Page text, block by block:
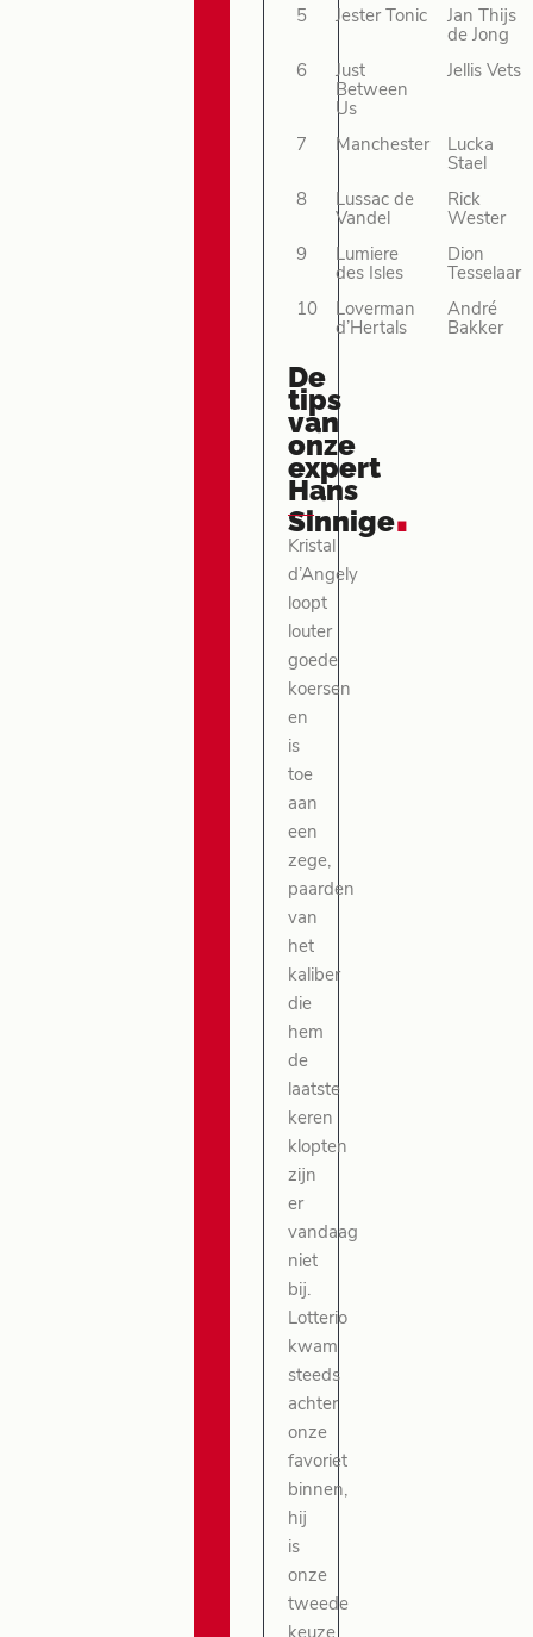
5
Jester Tonic
Jan Thijs
de Jong
6
Just
Between
Us
Jellis Vets
7 Manchester
Lucka
Stael
8
Lussac de
Vandel
Rick
Wester
9
Lumiere
des Isles
Dion
Tesselaar
10
Loverman
d’Hertals
André
Bakker
De
tips
van
onze
expert
Hans
Sinnige.
Kristal
d’Angely
loopt
louter
goede
koersen
en
is
toe
aan
een
zege,
paarden
van
het
kaliber
die
hem
de
laatste
keren
klopten
zijn
er
vandaag
niet
bij.
Lotterio
kwam
steeds
achter
onze
favoriet
binnen,
hij
is
onze
tweede